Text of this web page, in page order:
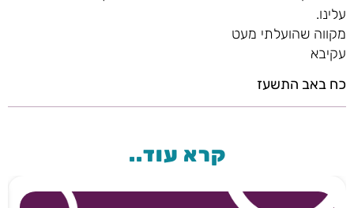
עלינו.
מקווה שהועלתי מעט
עקיבא
כח באב התשעז
קרא עוד..